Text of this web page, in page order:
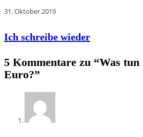
31. Oktober 2019
Ich schreibe wieder
5 Kommentare zu “Was
Euro?”